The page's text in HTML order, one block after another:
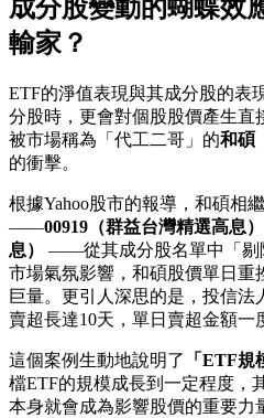
成分股變動的蝴蝶效
輸家？
ETF的淨值表現與其成分股的表
分股時，更會對個股股價產生直
被市場稱為「代工二哥」的和碩
的衝擊。
根據Yahoo股市的報導，和碩相
——00919（群益台灣精選高息
息）
——從其成分股名單中「剔
市場氣氛影響，和碩股價單日重
巨量。更引人深思的是，投信
賣超長達10天，單日賣超金額一
這個案例生動地說明了 「ETF
檔ETF的規模成長到一定程度，
本身就會成為影響股價的重要力